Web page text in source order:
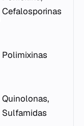
Cefalosporinas
Polimixinas
Quinolonas,
Sulfamidas